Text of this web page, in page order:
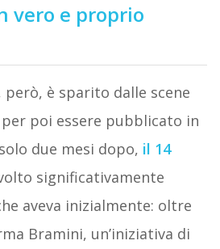
vero e proprio
però, è sparito dalle scene
poi essere pubblicato in
due mesi dopo, il 14
significativamente
aveva inizialmente: oltre
Bramini, un’iniziativa di